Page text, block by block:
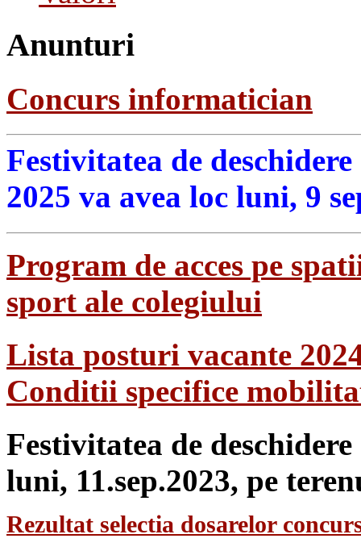
Anunturi
Concurs informatician
Festivitatea de
2025 va avea loc luni, 9
Program de acces pe
sport ale colegiului
Lista posturi vacante
Conditii specifice
Festivitatea de
luni, 11.sep.2023, pe
Rezultat selectia dosarelor